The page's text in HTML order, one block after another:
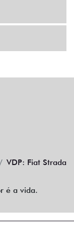
VDP: Fiat Strada
é a vida.